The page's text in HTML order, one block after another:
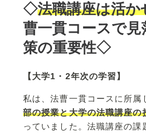
◇法職講座は活
曹一貫コースで
策の重要性◇
【大学1・2年次の学習】
私は、法曹一貫コースに所属
部の授業と大学の法職講座の
っていました。法職講座の課